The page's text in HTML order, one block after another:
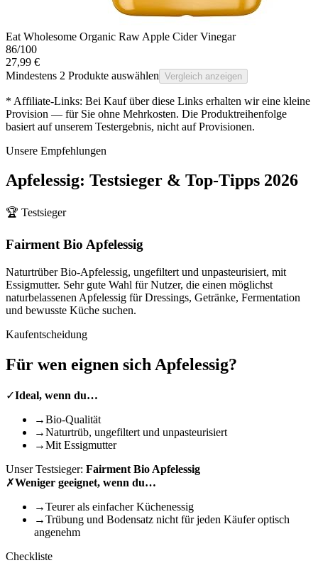
Eat Wholesome Organic Raw Apple Cider Vinegar
86/100
27,99 €
Mindestens 2 Produkte auswählen Vergleich anzeigen
* Affiliate-Links: Bei Kauf über diese Links erhalten wir eine kleine
Provision — für Sie ohne Mehrkosten. Die Produktreihenfolge
basiert auf unserem Testergebnis, nicht auf Provisionen.
Unsere Empfehlungen
Apfelessig: Testsieger & Top-Tipps 2026
🏆 Testsieger
Fairment Bio Apfelessig
Naturtrüber Bio-Apfelessig, ungefiltert und unpasteurisiert, mit
Essigmutter. Sehr gute Wahl für Nutzer, die einen möglichst
naturbelassenen Apfelessig für Dressings, Getränke, Fermentation
und bewusste Küche suchen.
Kaufentscheidung
Für wen eignen sich Apfelessig?
✓Ideal, wenn du…
→Bio-Qualität
→Naturtrüb, ungefiltert und unpasteurisiert
→Mit Essigmutter
Unser Testsieger: Fairment Bio Apfelessig
✗Weniger geeignet, wenn du…
→Teurer als einfacher Küchenessig
→Trübung und Bodensatz nicht für jeden Käufer optisch
angenehm
Checkliste